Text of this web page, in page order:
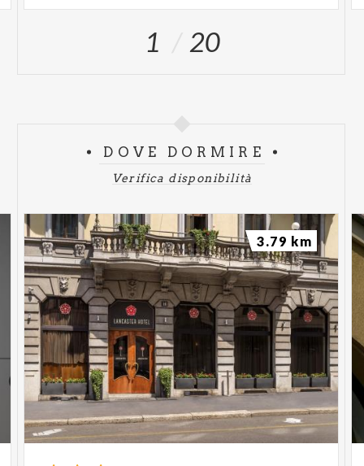
1 20
DOVE DORMIRE
Verifica disponibilità
3.79 km